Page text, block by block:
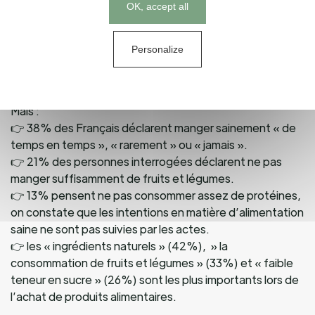
nutrition est clairement importante pour les
consommateurs lorsqu’il s’agit d’atteindre leurs
objectifs de bien-être. En réalité, 77% des personnes
Mais :
👉 38% des Français déclarent manger sainement « de
temps en temps », « rarement » ou « jamais ».
👉 21% des personnes interrogées déclarent ne pas
manger suffisamment de fruits et légumes.
👉 13% pensent ne pas consommer assez de protéines,
on constate que les intentions en matière d’alimentation
saine ne sont pas suivies par les actes.
👉 les « ingrédients naturels » (42%), » la
consommation de fruits et légumes » (33%) et « faible
teneur en sucre » (26%) sont les plus importants lors de
l’achat de produits alimentaires.
Cookies management panel
OK, accept all
Personalize